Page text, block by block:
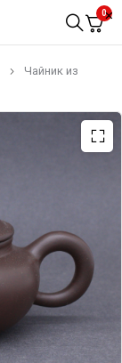
0
Чайник из